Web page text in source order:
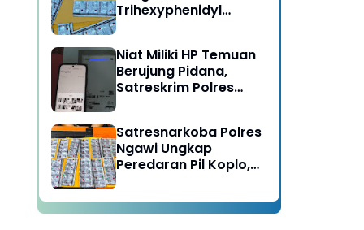
Trihexyphenidyl
Ngawi
Niat Miliki HP Temuan
Berujung Pidana,
Satreskrim Polres
Satresnarkoba Polres
Ngawi Ungkap
Peredaran Pil Koplo,
Diamankan